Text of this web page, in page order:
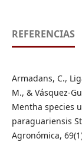
REFERENCIAS
Armadans, C.,
M., & Vásquez-
Mentha species
paraguariensis
Agronómica,